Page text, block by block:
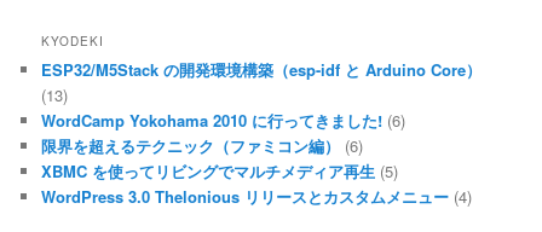
KYODEKI
ESP32/M5Stack の開発環境構築（esp-idf と Arduino Core）
(13)
WordCamp Yokohama 2010 に行ってきました! (6)
限界を超えるテクニック（ファミコン編）
(6)
XBMC を使ってリビングでマルチメディア再生 (5)
WordPress 3.0 Thelonious リリースとカスタムメニュー (4)